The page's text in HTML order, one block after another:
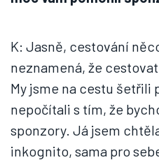
K: Jasně, cestování
neznamená, že
My jsme na cestu šetřili
nepočítali s tím, že
sponzory. Já jsem
inkognito, sama pro